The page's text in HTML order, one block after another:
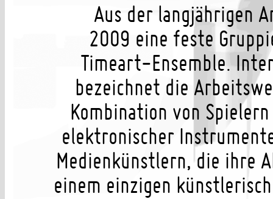
Aus der langjährigen
2009 eine feste
Timeart-Ensemble.
bezeichnet die
Kombination von
elektronischer
Medienkünstlern, die ihre
einem einzigen